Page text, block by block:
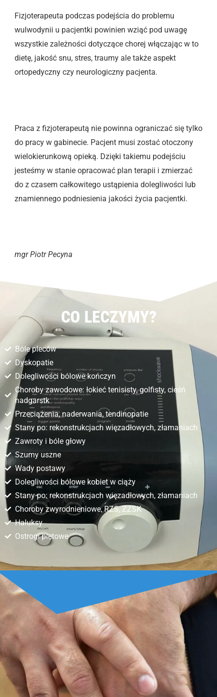
Fizjoterapeuta podczas podejścia do problemu
wulwodynii u pacjentki powinien wziąć pod uwagę
wszystkie zależności dotyczące chorej włączając w to
dietę, jakość snu, stres, traumy ale także aspekt
ortopedyczny czy neurologiczny pacjenta.
Praca z fizjoterapeutą nie powinna ograniczać się tylko
do pracy w gabinecie. Pacjent musi zostać otoczony
wielokierunkową opieką. Dzięki takiemu podejściu
jesteśmy w stanie opracować plan terapii i zmierzać
do z czasem całkowitego ustąpienia dolegliwości lub
znamiennego podniesienia jakości życia pacjentki.
mgr Piotr Pecyna
CO LECZYMY?
Bóle pleców
Dyskopatie
Dolegliwości bólowe kończyn
Choroby zawodowe: łokieć tenisisty, golfisty, cieśń
nadgarstk
Przeciążenia, naderwania, tendinopatie
Stany po: rekonstrukcjach więzadłowych, złamaniach
Zawroty i bóle głowy
Szumy uszne
Wady postawy
Dolegliwości bólowe kobiet w ciąży
Stany po: rekonstrukcjach więzadłowych, złamaniach
Choroby zwyrodnieniowe, RZS, ZZSK
Haluksy
Ostrogi piętowe